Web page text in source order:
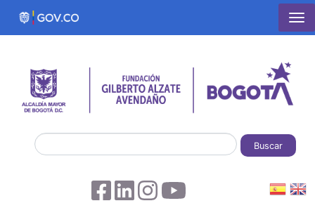
Pasar al contenido principal
Buscar